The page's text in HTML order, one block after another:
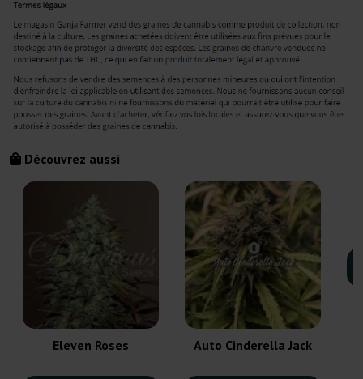
Découvrez aussi
Eleven Roses Auto Cinderella Jack